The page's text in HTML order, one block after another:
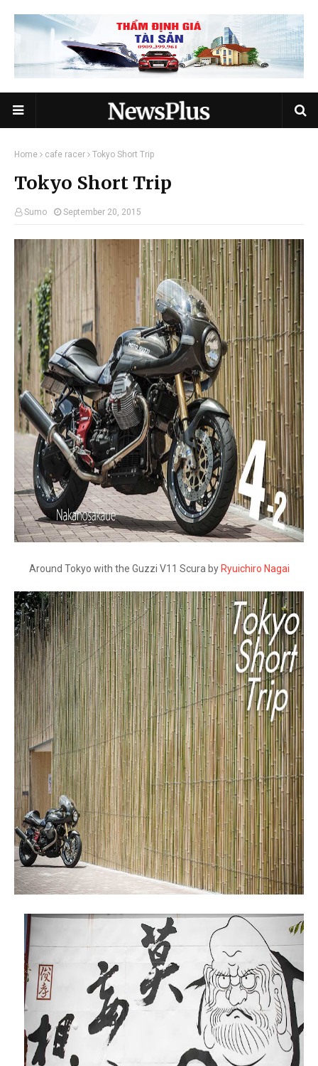
Home cafe racer Tokyo Short Trip
Tokyo Short Trip
Sumo September 20, 2015
Around Tokyo with the Guzzi V11 Scura by Ryuichiro Nagai